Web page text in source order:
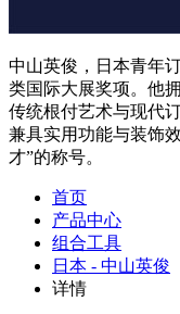
中山英俊，日本青年
类国际大展奖项。他
传统根付艺术与现代
兼具实用功能与装饰
才”的称号。
首页
产品中心
组合工具
日本 - 中山英俊
详情